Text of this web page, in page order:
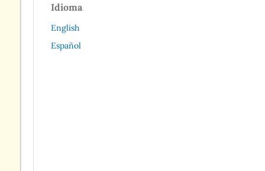
Idioma
English
Español